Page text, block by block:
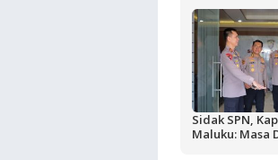
Sidak SPN,
Maluku: Masa